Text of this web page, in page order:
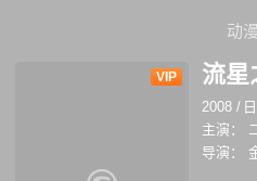
动漫
VIP 流星
2008 /
主演：
导演：